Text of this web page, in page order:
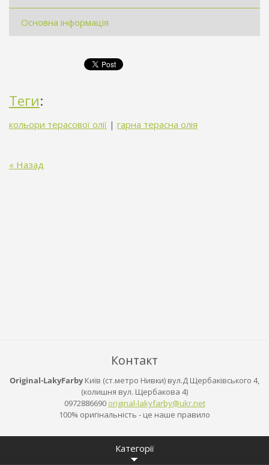
Основна інформація
Теги:
кольори терасової олії | гарна терасна олія
« Назад
Контакт
Original-LakyFarby Київ (ст.метро Нивки) вул.Д Щербаківського 4,
(колишня вул. Щербакова 4)
0972886690 original-lakyfarby@ukr.net
100% оригінальність - це наше правило
Категорії